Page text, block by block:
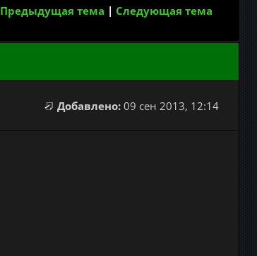
Предыдущая тема | Следующая тема
Добавлено: 09 сен 2013, 12:14